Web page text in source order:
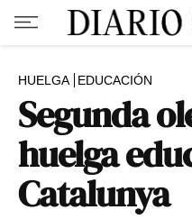
HUELGA EDUCACIÓN
Segunda
huelga
Catalunya